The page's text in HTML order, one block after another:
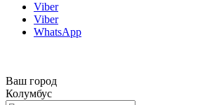
Viber
Viber
WhatsApp
Ваш город
Колумбус